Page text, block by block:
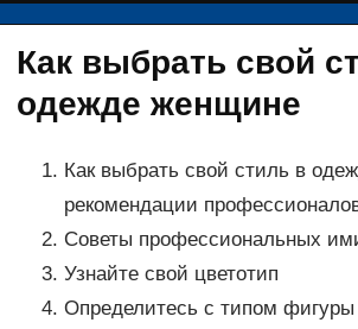
Как выбрать свой
одежде женщине
Как выбрать свой стиль в
рекомендации
Советы профессиональных
Узнайте свой цветотип
Определитесь с типом фигуры